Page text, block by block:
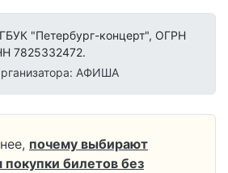
"Петербург-концерт", ОГРН
7825332472.
АФИША
почему выбирают
билетов без